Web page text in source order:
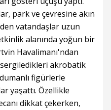
park ve çevresine akın
vatandaşlar uzun
alanında yoğun bir
Havalimanı'ndan
sergiledikleri akrobatik
figürlerle
yaşattı. Özellikle
dikkat çekerken,